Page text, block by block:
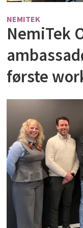
NEMITEK
NemiTek
første